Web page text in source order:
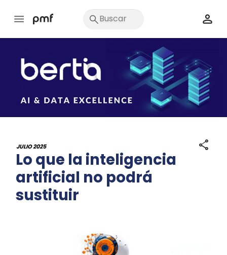
share
JULIO 2025
Lo que la inteligencia
artificial no podrá
sustituir